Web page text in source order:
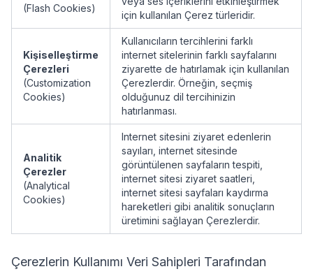
(Flash Cookies)
için kullanılan Çerez türleridir.
Kişiselleştirme
Çerezleri
(Customization
Cookies)
Kullanıcıların tercihlerini farklı
internet sitelerinin farklı sayfalarını
ziyarette de hatırlamak için kullanılan
Çerezlerdir. Örneğin, seçmiş
olduğunuz dil tercihinizin
hatırlanması.
Analitik
Çerezler
(Analytical
Cookies)
Internet sitesini ziyaret edenlerin
sayıları, internet sitesinde
görüntülenen sayfaların tespiti,
internet sitesi ziyaret saatleri,
internet sitesi sayfaları kaydırma
hareketleri gibi analitik sonuçların
üretimini sağlayan Çerezlerdir.
Çerezlerin Kullanımı Veri Sahipleri Tarafından